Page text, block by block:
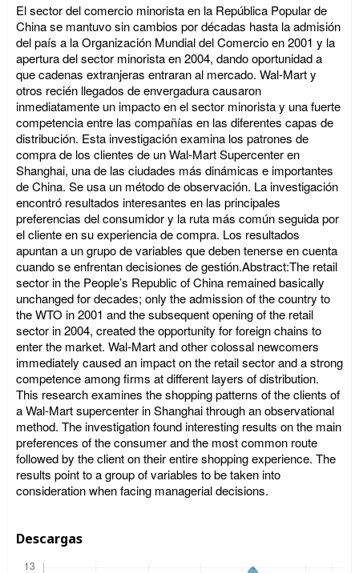
El sector del comercio minorista en la República Popular de
China se mantuvo sin cambios por décadas hasta la admisión
del país a la Organización Mundial del Comercio en 2001 y la
apertura del sector minorista en 2004, dando oportunidad a
que cadenas extranjeras entraran al mercado. Wal-Mart y
otros recién llegados de envergadura causaron
inmediatamente un impacto en el sector minorista y una fuerte
competencia entre las compañías en las diferentes capas de
distribución. Esta investigación examina los patrones de
compra de los clientes de un Wal-Mart Supercenter en
Shanghai, una de las ciudades más dinámicas e importantes
de China. Se usa un método de observación. La investigación
encontró resultados interesantes en las principales
preferencias del consumidor y la ruta más común seguida por
el cliente en su experiencia de compra. Los resultados
apuntan a un grupo de variables que deben tenerse en cuenta
cuando se enfrentan decisiones de gestión.Abstract:The retail
sector in the People’s Republic of China remained basically
unchanged for decades; only the admission of the country to
the WTO in 2001 and the subsequent opening of the retail
sector in 2004, created the opportunity for foreign chains to
enter the market. Wal-Mart and other colossal newcomers
immediately caused an impact on the retail sector and a strong
competence among firms at different layers of distribution.
This research examines the shopping patterns of the clients of
a Wal-Mart supercenter in Shanghai through an observational
method. The investigation found interesting results on the main
preferences of the consumer and the most common route
followed by the client on their entire shopping experience. The
results point to a group of variables to be taken into
consideration when facing managerial decisions.
Descargas